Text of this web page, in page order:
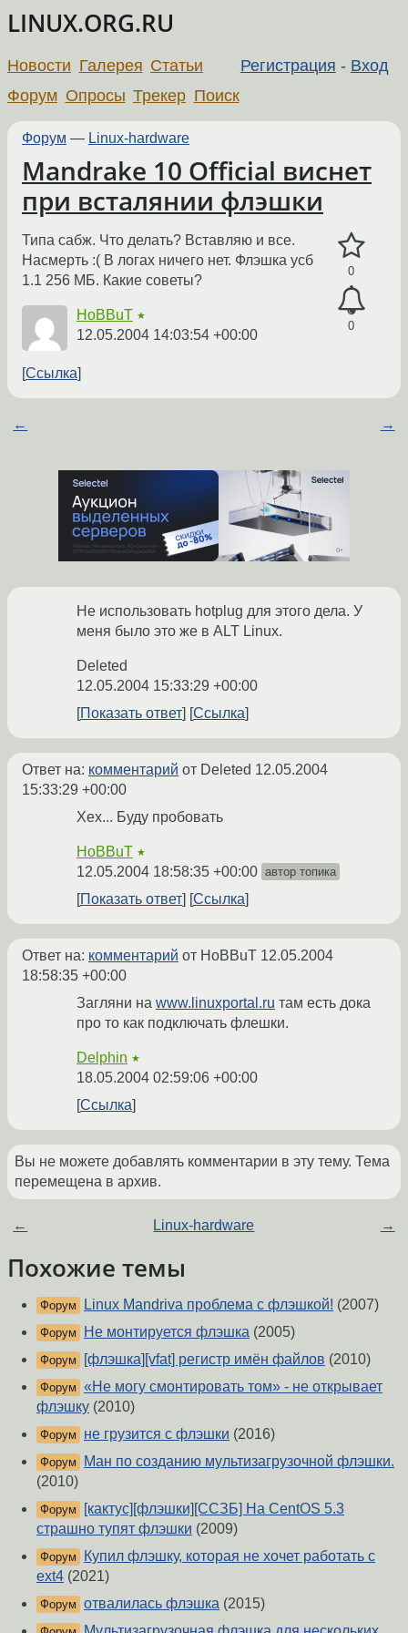
LINUX.ORG.RU
Регистрация - Вход
Новости Галерея Статьи
Форум Опросы Трекер Поиск
Форум — Linux-hardware
Mandrake 10 Official виснет
при всталянии флэшки
0
0
Типа сабж. Что делать? Вставляю и все.
Насмерть :( В логах ничего нет. Флэшка усб
1.1 256 МБ. Какие советы?
HoBBuT ★
12.05.2004 14:03:54 +00:00
Ссылка
← →
Не использовать hotplug для этого дела. У
меня было это же в ALT Linux.
Deleted
12.05.2004 15:33:29 +00:00
Показать ответ
Ссылка
Ответ на: комментарий от Deleted 12.05.2004
15:33:29 +00:00
Хех... Буду пробовать
HoBBuT ★
12.05.2004 18:58:35 +00:00 автор топика
Показать ответ Ссылка
Ответ на: комментарий от HoBBuT 12.05.2004
18:58:35 +00:00
Загляни на www.linuxportal.ru там есть дока
про то как подключать флешки.
Delphin ★
18.05.2004 02:59:06 +00:00
Ссылка
Вы не можете добавлять комментарии в эту тему. Тема
перемещена в архив.
← Linux-hardware →
Похожие темы
Форум Linux Mandriva проблема с флэшкой! (2007)
Форум Не монтируется флэшка (2005)
Форум [флэшка][vfat] регистр имён файлов (2010)
Форум «Не могу смонтировать том» - не открывает
флэшку (2010)
Форум не грузится с флэшки (2016)
Форум
Ман по созданию мультизагрузочной флэшки.
(2010)
Форум
[кактус][флэшки][ССЗБ] На CentOS 5.3
страшно тупят флэшки (2009)
Форум
Купил флэшку, которая не хочет работать с
ext4 (2021)
Форум отвалилась флэшка (2015)